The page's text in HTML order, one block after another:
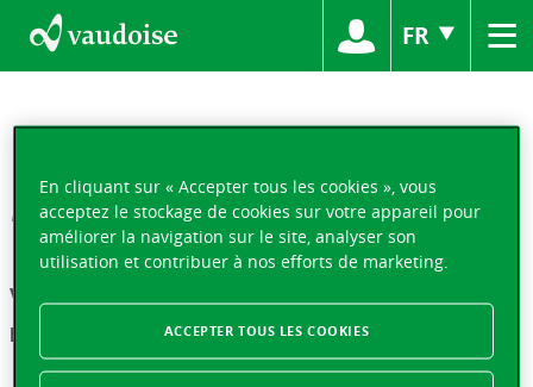
FR ≡
Merci
Votre demande nous est bien parvenue.
Nous vous contacterons dans les meilleurs délais.
En cliquant sur « Accepter tous les cookies », vous
acceptez le stockage de cookies sur votre appareil pour
améliorer la navigation sur le site, analyser son
utilisation et contribuer à nos efforts de marketing.
ACCEPTER TOUS LES COOKIES